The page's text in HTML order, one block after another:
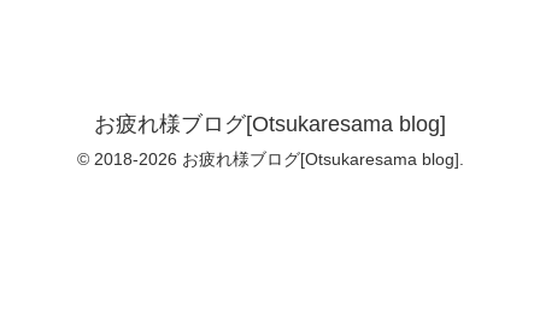
お疲れ様ブログ[Otsukaresama blog]
© 2018-2026 お疲れ様ブログ[Otsukaresama blog].